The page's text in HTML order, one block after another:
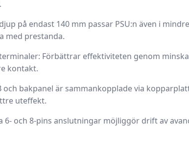
på endast 140 mm passar PSU:n även i mindre
med prestanda.
: Förbättrar effektiviteten genom
kontakt.
och bakpanel är sammankopplade via
uteffekt.
6- och 8-pins anslutningar möjliggör drift av